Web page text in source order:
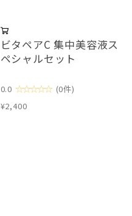
ビタペアC 集中美容液ス
ペシャルセット
0.0 ☆☆☆☆☆ (0件)
¥2,400